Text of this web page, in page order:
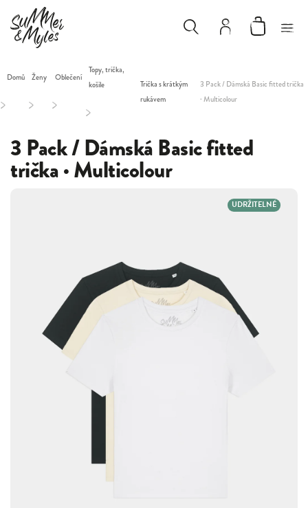
Domů
/
Ženy
/
Oblečení
/
Topy, trička,
košile
/
Trička s krátkým
rukávem
3 Pack / Dámská Basic fitted trička
· Multicolour
3 Pack / Dámská Basic fitted
trička · Multicolour
UDRŽITELNÉ